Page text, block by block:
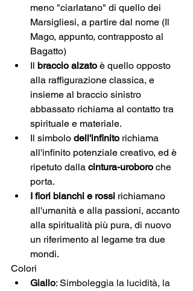
meno "ciarlatano" di quello dei
Marsigliesi, a partire dal nome (Il
Mago, appunto, contrapposto al
Bagatto)
Il braccio alzato è quello opposto
alla raffigurazione classica, e
insieme al braccio sinistro
abbassato richiama al contatto tra
spirituale e materiale.
Il simbolo dell'infinito richiama
all'infinito potenziale creativo, ed è
ripetuto dalla cintura-uroboro che
porta.
I fiori bianchi e rossi richiamano
all'umanità e alla passioni, accanto
alla spiritualità più pura, di nuovo
un riferimento al legame tra due
mondi.
Colori
Giallo: Simboleggia la lucidità, la